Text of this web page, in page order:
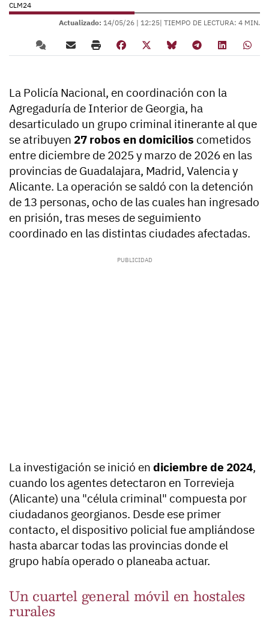
CLM24
Actualizado: 14/05/26 | 12:25| TIEMPO DE LECTURA: 4 MIN.
La Policía Nacional, en coordinación con la
Agregaduría de Interior de Georgia, ha
desarticulado un grupo criminal itinerante al que
se atribuyen 27 robos en domicilios cometidos
entre diciembre de 2025 y marzo de 2026 en las
provincias de Guadalajara, Madrid, Valencia y
Alicante. La operación se saldó con la detención
de 13 personas, ocho de las cuales han ingresado
en prisión, tras meses de seguimiento
coordinado en las distintas ciudades afectadas.
La investigación se inició en diciembre de 2024,
cuando los agentes detectaron en Torrevieja
(Alicante) una "célula criminal" compuesta por
ciudadanos georgianos. Desde ese primer
contacto, el dispositivo policial fue ampliándose
hasta abarcar todas las provincias donde el
grupo había operado o planeaba actuar.
Un cuartel general móvil en hostales
rurales